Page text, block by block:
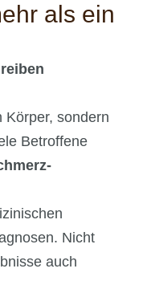
als ein
Körper, sondern
Betroffene
Nicht
auch